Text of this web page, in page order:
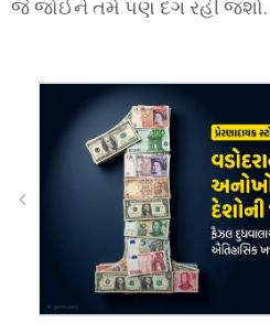
જે જોઈને તમે પણ દંગ રહી જશો.